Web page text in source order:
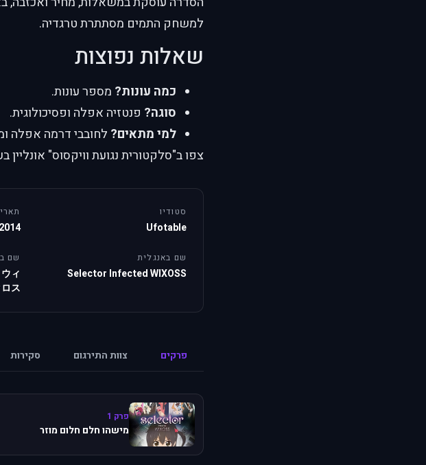
למשחק התמים מסתתרת טרגדיה.
שאלות נפוצות
כמה עונות? מספר עונות.
סוגה? פנטזיה אפלה ופסיכולוגית.
למי מתאים? לחובבי דרמה אפלה
צפו ב"סלקטורית נגועת וויקסוס" אונליין
סטודיו
Ufotable
2014
שם באנגלית
Selector Infected WIXOSS
שם
ィ
ス
פרקים צוות התירגום סקירות
פרק 1
מישהו חלם חלום מוזר